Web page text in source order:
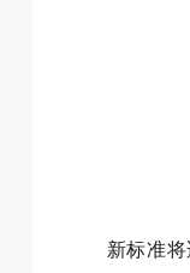
新标准